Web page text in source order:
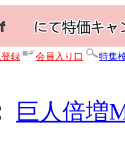
録 会員入り口 特集
巨人倍増